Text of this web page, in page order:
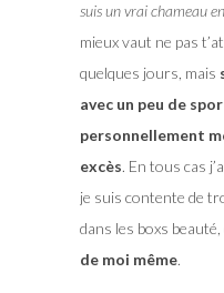
suis un vrai chameau
mieux vaut ne pas
quelques jours, mais
avec un peu de
personnellement
excès. En tous cas
je suis contente de
dans les boxs
de moi même.